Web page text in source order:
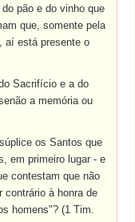
pão e do vinho que
que, somente pela
aí está presente o
Sacrifício e a do
a memória ou
os Santos que
em primeiro lugar - e
contestam que não
contrário à honra de
homens"? (1 Tim.